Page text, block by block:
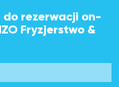
do rezerwacji on-
Fryzjerstwo &